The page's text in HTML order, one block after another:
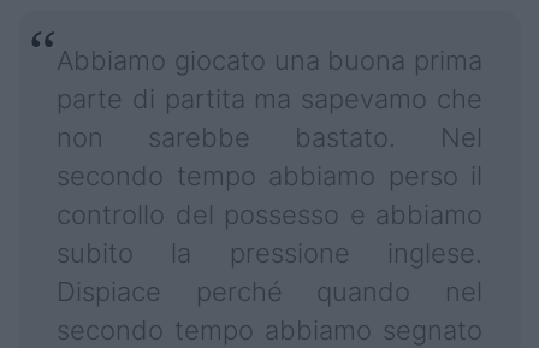
Abbiamo giocato una buona prima
parte di partita ma sapevamo che
non sarebbe bastato. Nel
secondo tempo abbiamo perso il
controllo del possesso e abbiamo
subito la pressione inglese.
Dispiace perché quando nel
secondo tempo abbiamo segnato